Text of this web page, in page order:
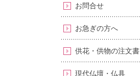
お問合せ
お急ぎの方へ
供花・供物の注文書
現代仏壇・仏具